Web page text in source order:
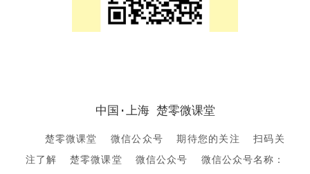
中国·上海 楚零微课堂
楚零微课堂 微信公众号 期待您的关注 扫码关
注了解 楚零微课堂 微信公众号 微信公众号名称：